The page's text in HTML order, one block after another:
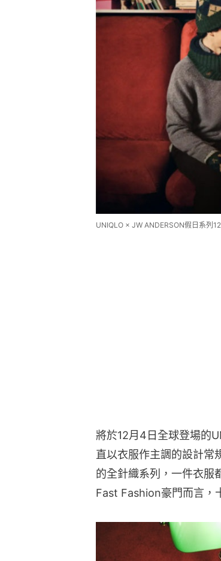
UNIQLO × JW ANDERSON假日系列
將於12月4日全球登場的
直以衣服作主調的設計常
的全針織系列，一件衣服
Fast Fashion豪門而言，